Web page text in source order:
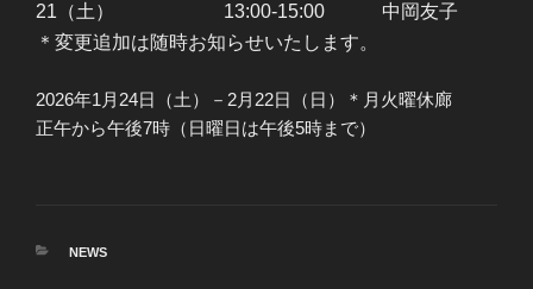
21（土） 13:00-15:00 中岡友子
＊変更追加は随時お知らせいたします。
2026年1月24日（土）－2月22日（日）＊月火曜休廊
正午から午後7時（日曜日は午後5時まで）
カ
NEWS